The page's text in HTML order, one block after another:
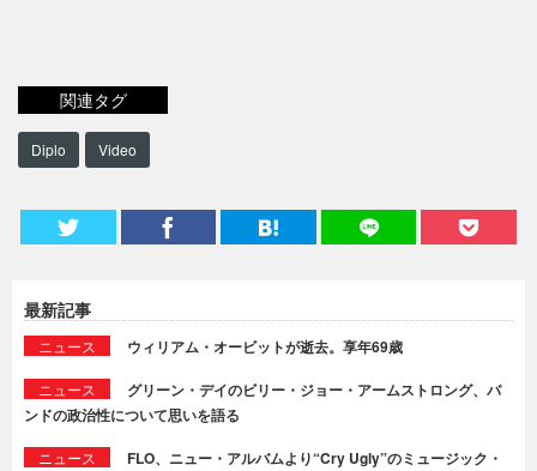
関連タグ
Diplo Video
最新記事
ニュース ウィリアム・オービットが逝去。享年69歳
ニュース
グリーン・デイのビリー・ジョー・アームストロング、バ
ンドの政治性について思いを語る
ニュース
FLO、ニュー・アルバムより“Cry Ugly”のミュージック・